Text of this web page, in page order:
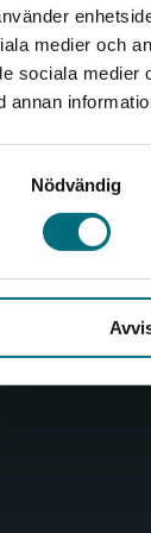
medier och
sociala medier
annan
Nödvändig
som väcker
möjligheter